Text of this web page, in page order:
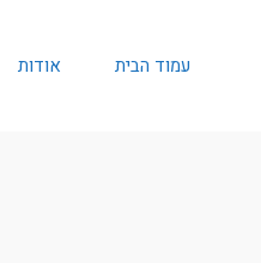
עמוד הבית אודות